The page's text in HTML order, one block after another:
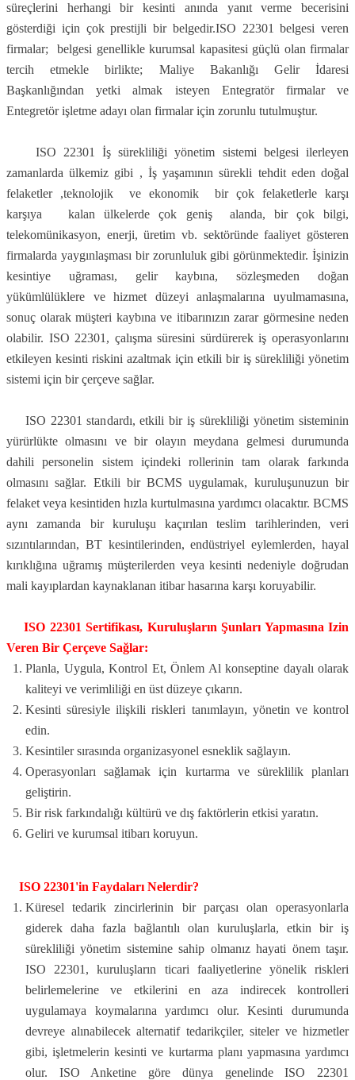
süreçlerini herhangi bir kesinti anında yanıt verme becerisini
gösterdiği için çok prestijli bir belgedir.ISO 22301 belgesi veren
firmalar; belgesi genellikle kurumsal kapasitesi güçlü olan firmalar
tercih etmekle birlikte; Maliye Bakanlığı Gelir İdaresi
Başkanlığından yetki almak isteyen Entegratör firmalar ve
Entegretör işletme adayı olan firmalar için zorunlu tutulmuştur.
ISO 22301 İş sürekliliği yönetim sistemi belgesi ilerleyen
zamanlarda ülkemiz gibi , İş yaşamının sürekli tehdit eden doğal
felaketler ,teknolojik ve ekonomik bir çok felaketlerle karşı
karşıya kalan ülkelerde çok geniş alanda, bir çok bilgi,
telekomünikasyon, enerji, üretim vb. sektöründe faaliyet gösteren
firmalarda yaygınlaşması bir zorunluluk gibi görünmektedir. İşinizin
kesintiye uğraması, gelir kaybına, sözleşmeden doğan
yükümlülüklere ve hizmet düzeyi anlaşmalarına uyulmamasına,
sonuç olarak müşteri kaybına ve itibarınızın zarar görmesine neden
olabilir. ISO 22301, çalışma süresini sürdürerek iş operasyonlarını
etkileyen kesinti riskini azaltmak için etkili bir iş sürekliliği yönetim
sistemi için bir çerçeve sağlar.
ISO 22301 standardı, etkili bir iş sürekliliği yönetim sisteminin
yürürlükte olmasını ve bir olayın meydana gelmesi durumunda
dahili personelin sistem içindeki rollerinin tam olarak farkında
olmasını sağlar. Etkili bir BCMS uygulamak, kuruluşunuzun bir
felaket veya kesintiden hızla kurtulmasına yardımcı olacaktır. BCMS
aynı zamanda bir kuruluşu kaçırılan teslim tarihlerinden, veri
sızıntılarından, BT kesintilerinden, endüstriyel eylemlerden, hayal
kırıklığına uğramış müşterilerden veya kesinti nedeniyle doğrudan
mali kayıplardan kaynaklanan itibar hasarına karşı koruyabilir.
ISO 22301 Sertifikası, Kuruluşların Şunları Yapmasına Izin
Veren Bir Çerçeve Sağlar:
Planla, Uygula, Kontrol Et, Önlem Al konseptine dayalı olarak
kaliteyi ve verimliliği en üst düzeye çıkarın.
Kesinti süresiyle ilişkili riskleri tanımlayın, yönetin ve kontrol
edin.
Kesintiler sırasında organizasyonel esneklik sağlayın.
Operasyonları sağlamak için kurtarma ve süreklilik planları
geliştirin.
Bir risk farkındalığı kültürü ve dış faktörlerin etkisi yaratın.
Geliri ve kurumsal itibarı koruyun.
ISO 22301'in Faydaları Nelerdir?
Küresel tedarik zincirlerinin bir parçası olan operasyonlarla
giderek daha fazla bağlantılı olan kuruluşlarla, etkin bir iş
sürekliliği yönetim sistemine sahip olmanız hayati önem taşır.
ISO 22301, kuruluşların ticari faaliyetlerine yönelik riskleri
belirlemelerine ve etkilerini en aza indirecek kontrolleri
uygulamaya koymalarına yardımcı olur. Kesinti durumunda
devreye alınabilecek alternatif tedarikçiler, siteler ve hizmetler
gibi, işletmelerin kesinti ve kurtarma planı yapmasına yardımcı
olur. ISO Anketine göre dünya genelinde ISO 22301